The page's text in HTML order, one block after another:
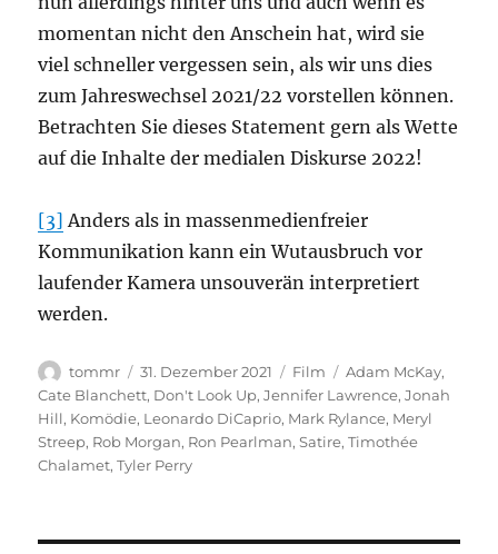
momentan nicht den Anschein hat, wird sie
viel schneller vergessen sein, als wir uns dies
zum Jahreswechsel 2021/22 vorstellen können.
Betrachten Sie dieses Statement gern als Wette
auf die Inhalte der medialen Diskurse 2022!
[3] Anders als in massenmedienfreier
Kommunikation kann ein Wutausbruch vor
laufender Kamera unsouverän interpretiert
werden.
Autor
tommr
Veröffentlicht
am
31. Dezember 2021 Kategorien
Film Schlagwörter
Adam McKay,
Cate Blanchett, Don't Look Up,Jennifer Lawrence,Jonah
Hill, Komödie, Leonardo DiCaprio, Mark Rylance, Meryl
Streep, Rob Morgan, Ron Pearlman,Satire,Timothée
Chalamet,Tyler Perry